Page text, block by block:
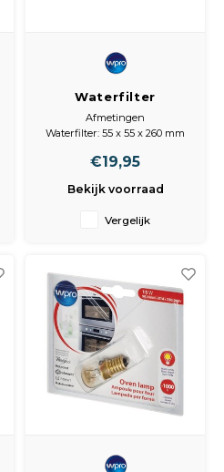
Waterfilter
Amerikaanse
koelkasten
Afmetingen
Waterfilter: 55 x 55 x 260 mm
€19,95
Bekijk voorraad
Vergelijk